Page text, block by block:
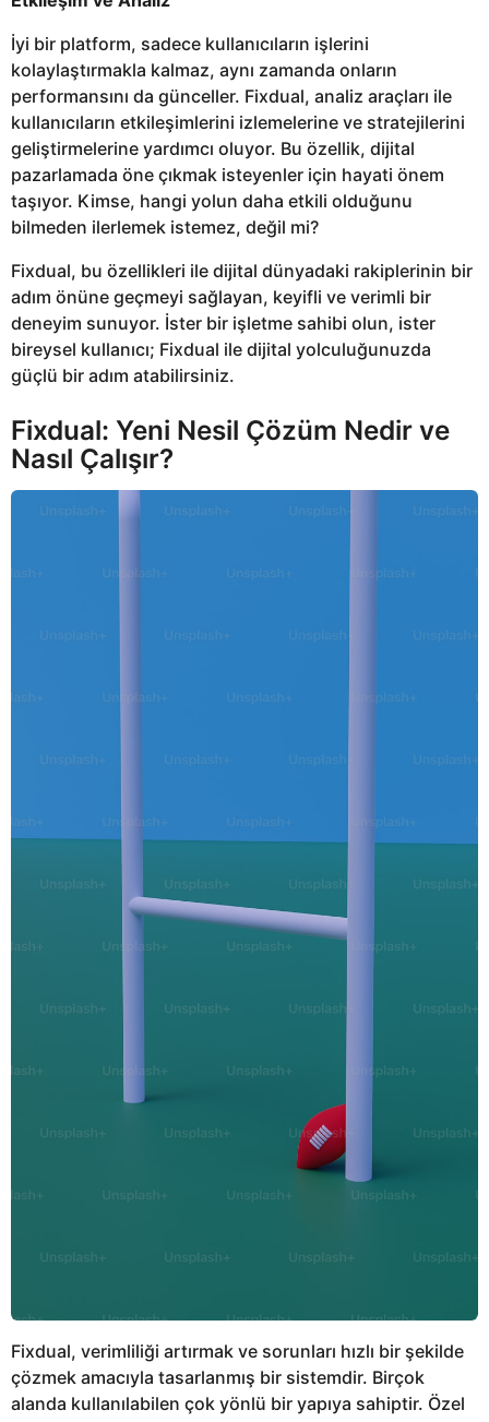
İyi bir platform, sadece kullanıcıların işlerini
kolaylaştırmakla kalmaz, aynı zamanda onların
performansını da günceller. Fixdual, analiz araçları ile
kullanıcıların etkileşimlerini izlemelerine ve stratejilerini
geliştirmelerine yardımcı oluyor. Bu özellik, dijital
pazarlamada öne çıkmak isteyenler için hayati önem
taşıyor. Kimse, hangi yolun daha etkili olduğunu
bilmeden ilerlemek istemez, değil mi?
Fixdual, bu özellikleri ile dijital dünyadaki rakiplerinin bir
adım önüne geçmeyi sağlayan, keyifli ve verimli bir
deneyim sunuyor. İster bir işletme sahibi olun, ister
bireysel kullanıcı; Fixdual ile dijital yolculuğunuzda
güçlü bir adım atabilirsiniz.
Fixdual: Yeni Nesil Çözüm Nedir ve
Nasıl Çalışır?
Fixdual, verimliliği artırmak ve sorunları hızlı bir şekilde
çözmek amacıyla tasarlanmış bir sistemdir. Birçok
alanda kullanılabilen çok yönlü bir yapıya sahiptir. Özel